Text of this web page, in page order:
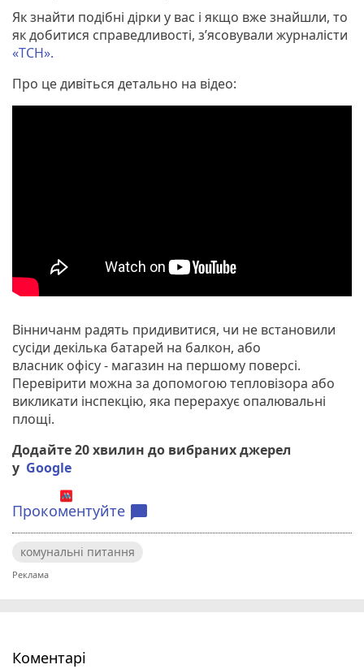
Як знайти подібні дірки у вас і якщо вже знайшли, то
як добитися справедливості, з’ясовували журналісти
«ТСН».
Про це дивіться детально на відео:
Вінничанм радять придивитися, чи не встановили
сусіди декілька батарей на балкон, або
власник офісу - магазин на першому поверсі.
Перевірити можна за допомогою тепловізора або
викликати інспекцію, яка перерахує опалювальні
площі.
Додайте 20 хвилин до вибраних джерел
у Google
Прокоментуйте chat_bubble
комунальні питання
Коментарі